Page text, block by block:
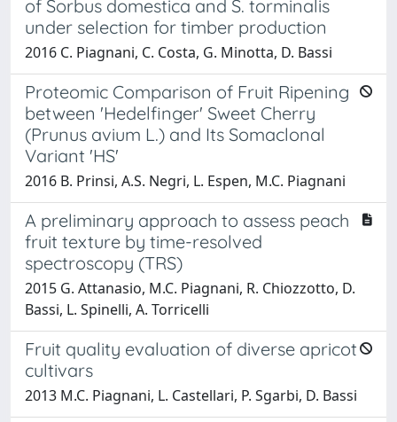
of Sorbus domestica and S. torminalis
under selection for timber production
2016 C. Piagnani, C. Costa, G. Minotta, D. Bassi
Proteomic Comparison of Fruit Ripening
between 'Hedelfinger' Sweet Cherry
(Prunus avium L.) and Its Somaclonal
Variant 'HS'
2016 B. Prinsi, A.S. Negri, L. Espen, M.C. Piagnani
A preliminary approach to assess peach
fruit texture by time-resolved
spectroscopy (TRS)
2015 G. Attanasio, M.C. Piagnani, R. Chiozzotto, D.
Bassi, L. Spinelli, A. Torricelli
Fruit quality evaluation of diverse apricot
cultivars
2013 M.C. Piagnani, L. Castellari, P. Sgarbi, D. Bassi